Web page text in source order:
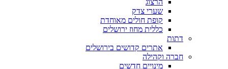
הרצוג
שערי צדק
קופת חולים מאוחדת
כללית מחוז ירושלים
דתות
אתרים קדושים בירושלים
חברה וקהילה
מינויים חדשים